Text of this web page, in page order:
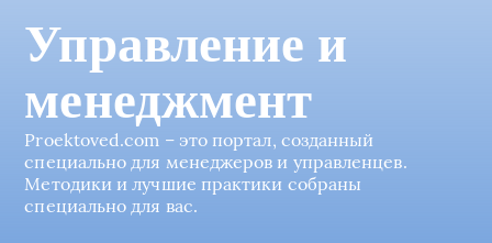
Управление и
менеджмент
Proektoved.com – это портал, созданный
специально для менеджеров и управленцев.
Методики и лучшие практики собраны
специально для вас.